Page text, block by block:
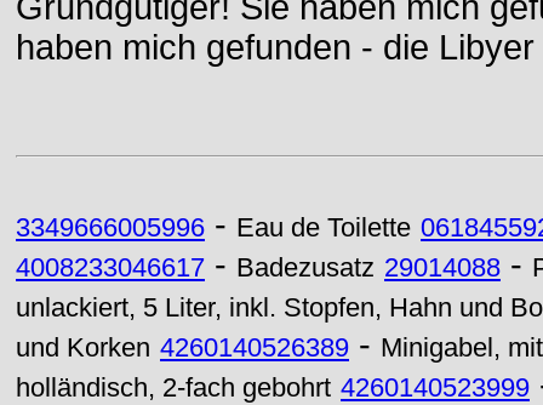
haben mich gefunden - die
3349666005996 - Eau de Toilette
4008233046617 - Badezusatz 29014088 -
unlackiert, 5 Liter, inkl. Stopfen, Hahn und
und Korken 4260140526389 - Minigabel,
holländisch, 2-fach gebohrt 4260140523999